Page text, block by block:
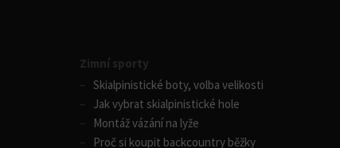
Zimní sporty
Skialpinistické boty, volba velikosti
Jak vybrat skialpinistické hole
Montáž vázání na lyže
Proč si koupit backcountry běžky